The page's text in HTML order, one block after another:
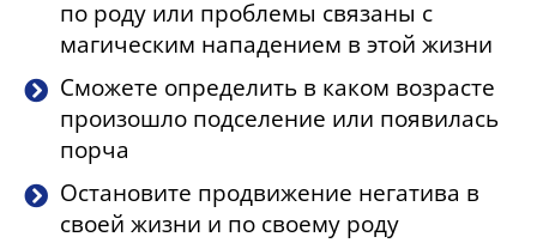
по роду или проблемы связаны с
магическим нападением в этой жизни
Сможете определить в каком возрасте
произошло подселение или появилась
порча
Остановите продвижение негатива в
своей жизни и по своему роду